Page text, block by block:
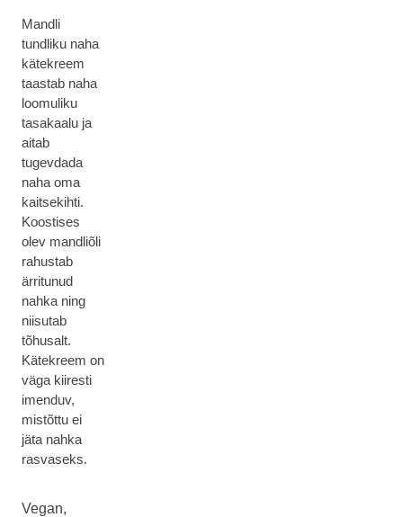
Mandli
tundliku naha
kätekreem
taastab naha
loomuliku
tasakaalu ja
aitab
tugevdada
naha oma
kaitsekihti.
Koostises
olev mandliõli
rahustab
ärritunud
nahka ning
niisutab
tõhusalt.
Kätekreem on
väga kiiresti
imenduv,
mistõttu ei
jäta nahka
rasvaseks.
Vegan,